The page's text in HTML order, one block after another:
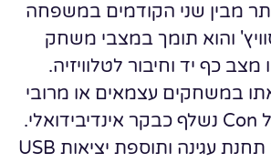
מבין שני הקודמים במשפחה
והוא תומך במצבי משחק
כף יד וחיבור לטלוויזיה.
במשחקים עצמאים או מרובי
משתתפים ובכל Con נשלף כבקר אינדיבידואלי.
דגם זה מגיע עם תחנת עגינה ותוספת יציאות USB